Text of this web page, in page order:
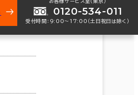
お客様サービス室（東京）
0120-534-011
受付時間：9:00〜17:00（土日祝日は除く）